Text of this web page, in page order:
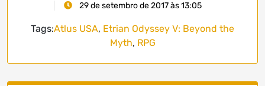
29 de setembro de 2017 às 13:05
Tags:Atlus USA, Etrian Odyssey V: Beyond the
Myth, RPG